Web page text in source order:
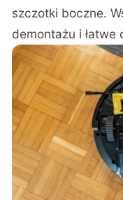
szczotki boczne.
demontażu i